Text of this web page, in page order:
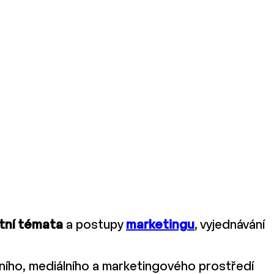
témata a postupy marketingu, vyjednávání
mediálního a marketingového prostředí